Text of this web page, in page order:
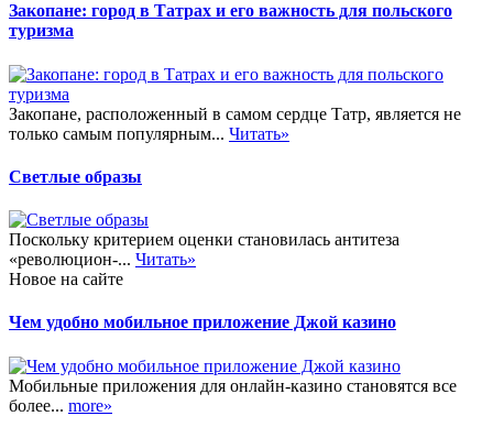
Закопане: город в Татрах и его важность для польского
туризма
Закопане, расположенный в самом сердце Татр, является не
только самым популярным... Читать»
Светлые образы
Поскольку критерием оценки становилась антитеза
«революцион-... Читать»
Новое на сайте
Чем удобно мобильное приложение Джой казино
Мобильные приложения для онлайн-казино становятся все
более... more»